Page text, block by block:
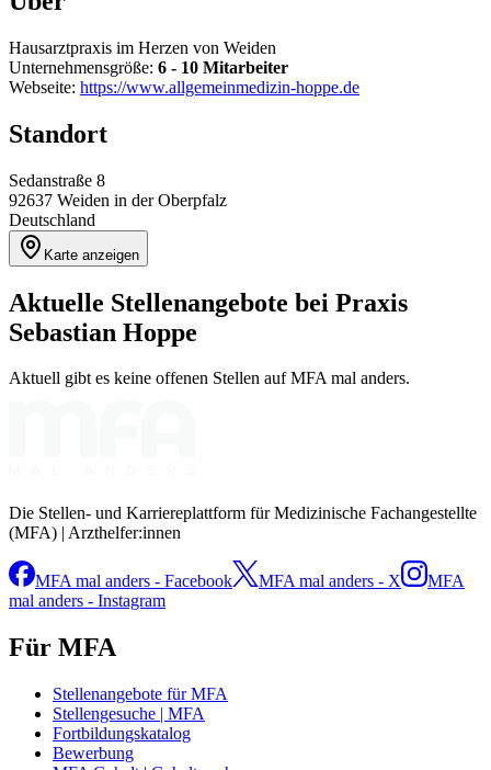
Hausarztpraxis im Herzen von Weiden
Unternehmensgröße: 6 - 10 Mitarbeiter
Webseite: https://www.allgemeinmedizin-hoppe.de
Standort
Sedanstraße 8
92637 Weiden in der Oberpfalz
Deutschland
Karte anzeigen
Aktuelle Stellenangebote bei Praxis
Sebastian Hoppe
Aktuell gibt es keine offenen Stellen auf MFA mal anders.
Die Stellen- und Karriereplattform für Medizinische Fachangestellte
(MFA) | Arzthelfer:innen
MFA mal anders - Facebook MFA mal anders - X
MFA
mal anders - Instagram
Für MFA
Stellenangebote für MFA
Stellengesuche | MFA
Fortbildungskatalog
Bewerbung